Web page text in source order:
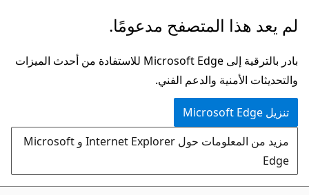
تخطي
إلى
المحتوى
الرئيسي
لم يعد هذا المتصفح مدعومًا.
بادر بالترقية إلى Microsoft Edge للاستفادة من أحدث الميزات
والتحديثات الأمنية والدعم الفني.
تنزيل Microsoft Edge
مزيد من المعلومات حول Internet Explorer و Microsoft
Edge